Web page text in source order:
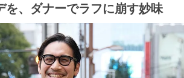
、ダナーでラフに崩す妙味